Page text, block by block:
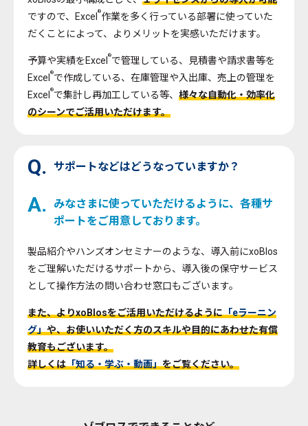
ですので、Excel ®作業を多く行っている部署に使っていた
だくことによって、よりメリットを実感いただけます。
予算や実績をExcel ®で管理している、見積書や請求書等を
Excel ®で作成している、在庫管理や入出庫、売上の管理を
Excel ®で集計し再加工している等、 様々な自動化・効率化
のシーンでご活用いただけます。
Q. サポートなどはどうなっていますか？
A.
みなさまに使っていただけるように、各種サ
ポートをご用意しております。
製品紹介やハンズオンセミナーのような、導入前にxoBlos
をご理解いただけるサポートから、導入後の保守サービス
として操作方法の問い合わせ窓口もございます。
また、よりxoBlosをご活用いただけるように「eラーニン
グ」や、お使いいただく方のスキルや目的にあわせた有償
教育もございます。
詳しくは「知る・学ぶ・動画」をご覧ください。